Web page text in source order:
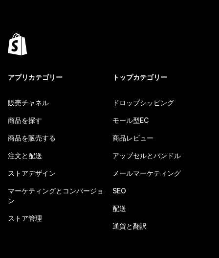
アプリカテゴリー
販売チャネル
商品を探す
商品を販売する
注文と配送
ストアデザイン
マーケティングとコンバージョ
ン
ストア管理
トップカテゴリー
ドロップシッピング
モール型EC
商品レビュー
アップセルとバンドル
メールマーケティング
SEO
配送
通貨と翻訳